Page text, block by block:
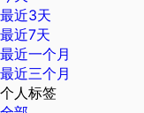
最近3天
最近7天
最近一个月
最近三个月
个人标签